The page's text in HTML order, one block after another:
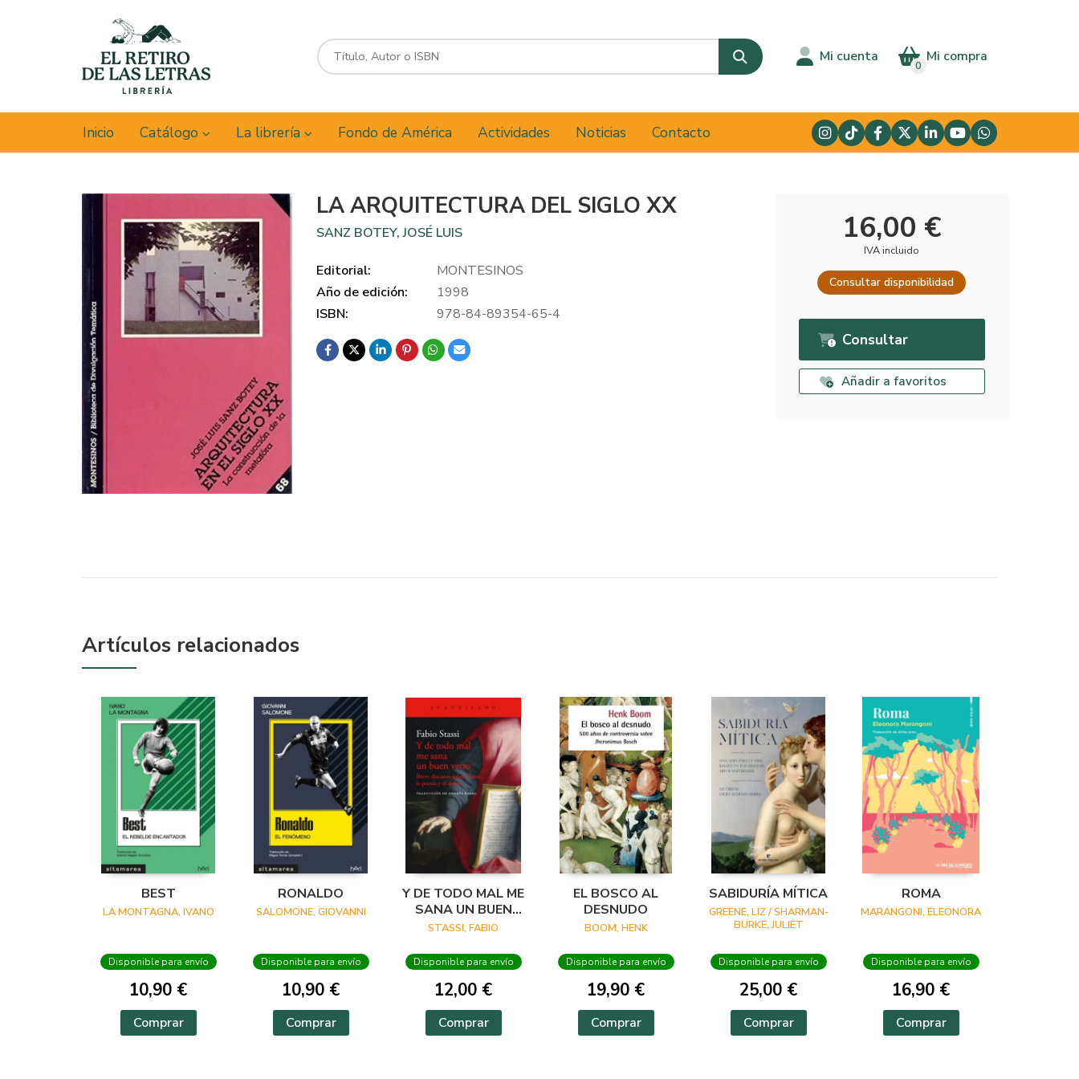
Mi cuenta Mi compra
0
Inicio Catálogo La librería Fondo de América Actividades Noticias Contacto
LA ARQUITECTURA DEL SIGLO XX
SANZ BOTEY, JOSÉ LUIS
Editorial:
MONTESINOS
Año de edición:
1998
ISBN:
978-84-89354-65-4
16,00 €
IVA incluido
Consultar disponibilidad
Consultar
Añadir a favoritos
Artículos relacionados
BEST
LA MONTAGNA, IVANO
Disponible para envío
10,90 €
Comprar
RONALDO
SALOMONE, GIOVANNI
Disponible para envío
10,90 €
Comprar
Y DE TODO MAL ME
SANA UN BUEN
VERSO
STASSI, FABIO
Disponible para envío
12,00 €
Comprar
EL BOSCO AL
DESNUDO
BOOM, HENK
Disponible para envío
19,90 €
Comprar
SABIDURÍA MÍTICA
GREENE, LIZ / SHARMAN-
BURKE, JULIET
Disponible para envío
25,00 €
Comprar
ROMA
MARANGONI, ELEONORA
Disponible para envío
16,90 €
Comprar